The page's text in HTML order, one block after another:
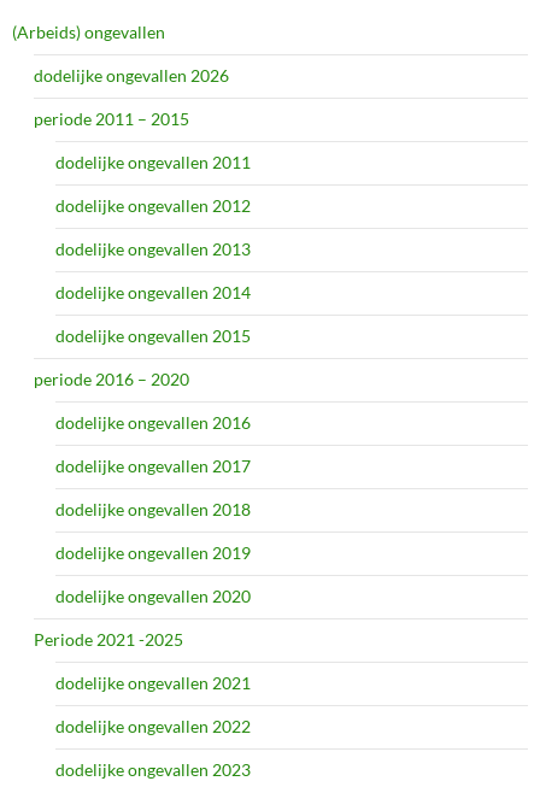
(Arbeids) ongevallen
dodelijke ongevallen 2026
periode 2011 – 2015
dodelijke ongevallen 2011
dodelijke ongevallen 2012
dodelijke ongevallen 2013
dodelijke ongevallen 2014
dodelijke ongevallen 2015
periode 2016 – 2020
dodelijke ongevallen 2016
dodelijke ongevallen 2017
dodelijke ongevallen 2018
dodelijke ongevallen 2019
dodelijke ongevallen 2020
Periode 2021 -2025
dodelijke ongevallen 2021
dodelijke ongevallen 2022
dodelijke ongevallen 2023